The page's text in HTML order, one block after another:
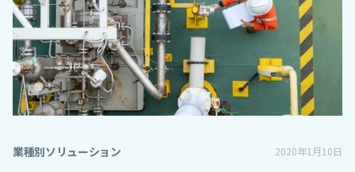
業種別ソリューション 2020年1月10日